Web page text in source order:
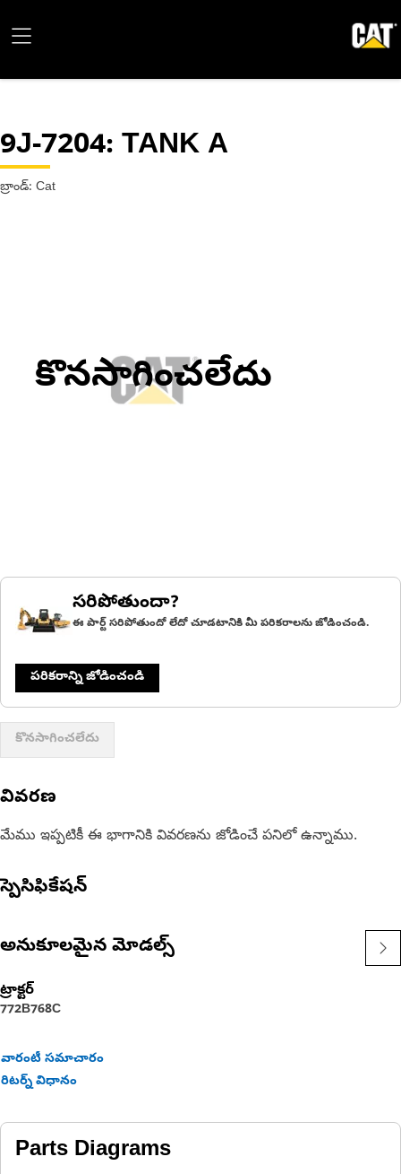
9J-7204: TANK A
బ్రాండ్: Cat
కొనసాగించలేదు
సరిపోతుందా?
ఈ పార్ట్ సరిపోతుందో లేదో చూడటానికి మీ పరికరాలను జోడించండి.
పరికరాన్ని జోడించండి
కొనసాగించలేదు
వివరణ
మేము ఇప్పటికీ ఈ భాగానికి వివరణను జోడించే పనిలో ఉన్నాము.
స్పెసిఫికేషన్
అనుకూలమైన మోడల్స్
ట్రాక్టర్
772B768C
వారంటీ సమాచారం
రిటర్న్ విధానం
Parts Diagrams